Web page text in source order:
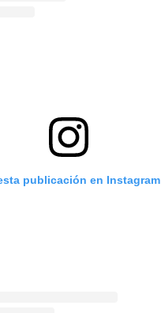
publicación en Instagram